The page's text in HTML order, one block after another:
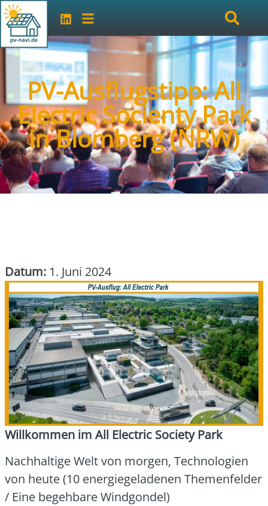
PV-Ausflugstipp: All
Electric Socienty Park
in Blomberg (NRW)
Datum: 1. Juni 2024
Will­kom­men im All Elec­tric Socie­ty Park
Nach­hal­ti­ge Welt von mor­gen, Tech­no­lo­gien
von heu­te (10 ener­gie­ge­la­de­nen The­men­fel­der
/ Eine begeh­ba­re Wind­gon­del)